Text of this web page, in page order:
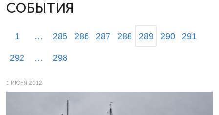
СОБЫТИЯ
1 … 285 286 287 288 289 290 291
292 … 298
1 ИЮНЯ 2012